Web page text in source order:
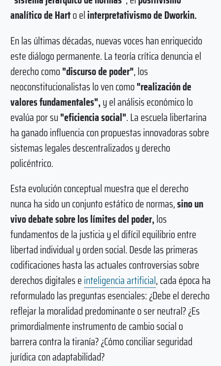
analítico de Harto elinterpretativismo de Dworkin.
En las últimas décadas, nuevas voces han enriquecido
este diálogo permanente. La teoría crítica denuncia el
derecho como"discurso de poder", los
neoconstitucionalistas lo ven como"realización de
valores fundamentales",y el análisis económico lo
evalúa por su"eficiencia social". La escuela libertarina
ha ganado influencia con propuestas innovadoras sobre
sistemas legales descentralizados y derecho
policéntrico.
Esta evolución conceptual muestra que el derecho
nunca ha sido un conjunto estático de normas,sino un
vivo debate sobre los límites del poder,los
fundamentos de la justicia y el difícil equilibrio entre
libertad individual y orden social. Desde las primeras
codificaciones hasta las actuales controversias sobre
derechos digitales einteligencia artificial, cada época ha
reformulado las preguntas esenciales: ¿Debe el derecho
reflejar la moralidad predominante o ser neutral? ¿Es
primordialmente instrumento de cambio social o
barrera contra la tiranía? ¿Cómo conciliar seguridad
jurídica con adaptabilidad?